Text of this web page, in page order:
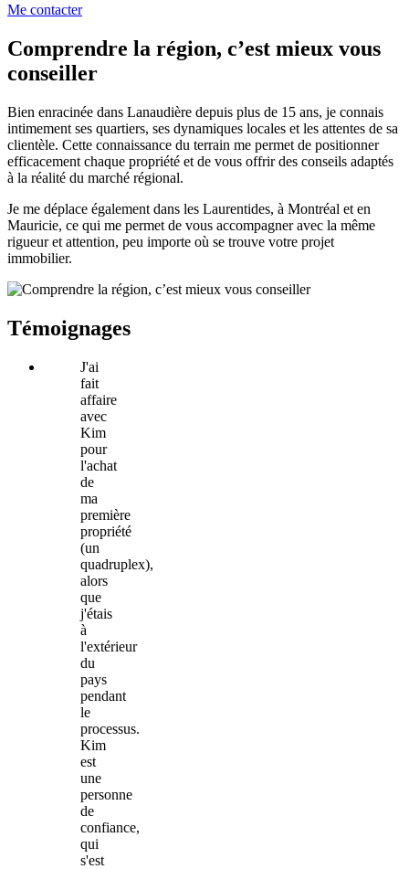
Me contacter
Comprendre la région, c’est mieux vous
conseiller
Bien enracinée dans Lanaudière depuis plus de 15 ans, je connais
intimement ses quartiers, ses dynamiques locales et les attentes de sa
clientèle. Cette connaissance du terrain me permet de positionner
efficacement chaque propriété et de vous offrir des conseils adaptés
à la réalité du marché régional.
Je me déplace également dans les Laurentides, à Montréal et en
Mauricie, ce qui me permet de vous accompagner avec la même
rigueur et attention, peu importe où se trouve votre projet
immobilier.
Témoignages
J'ai
fait
affaire
avec
Kim
pour
l'achat
de
ma
première
propriété
(un
quadruplex),
alors
que
j'étais
à
l'extérieur
du
pays
pendant
le
processus.
Kim
est
une
personne
de
confiance,
qui
s'est